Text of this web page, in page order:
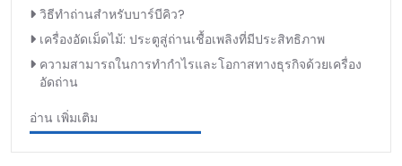
วิธีทำถ่านสำหรับบาร์บีคิว?
เครื่องอัดเม็ดไม้: ประตูสู่ถ่านเชื้อเพลิงที่มีประสิทธิภาพ
ความสามารถในการทำกำไรและโอกาสทางธุรกิจด้วยเครื่อง
อัดถ่าน
อ่าน เพิ่มเติม